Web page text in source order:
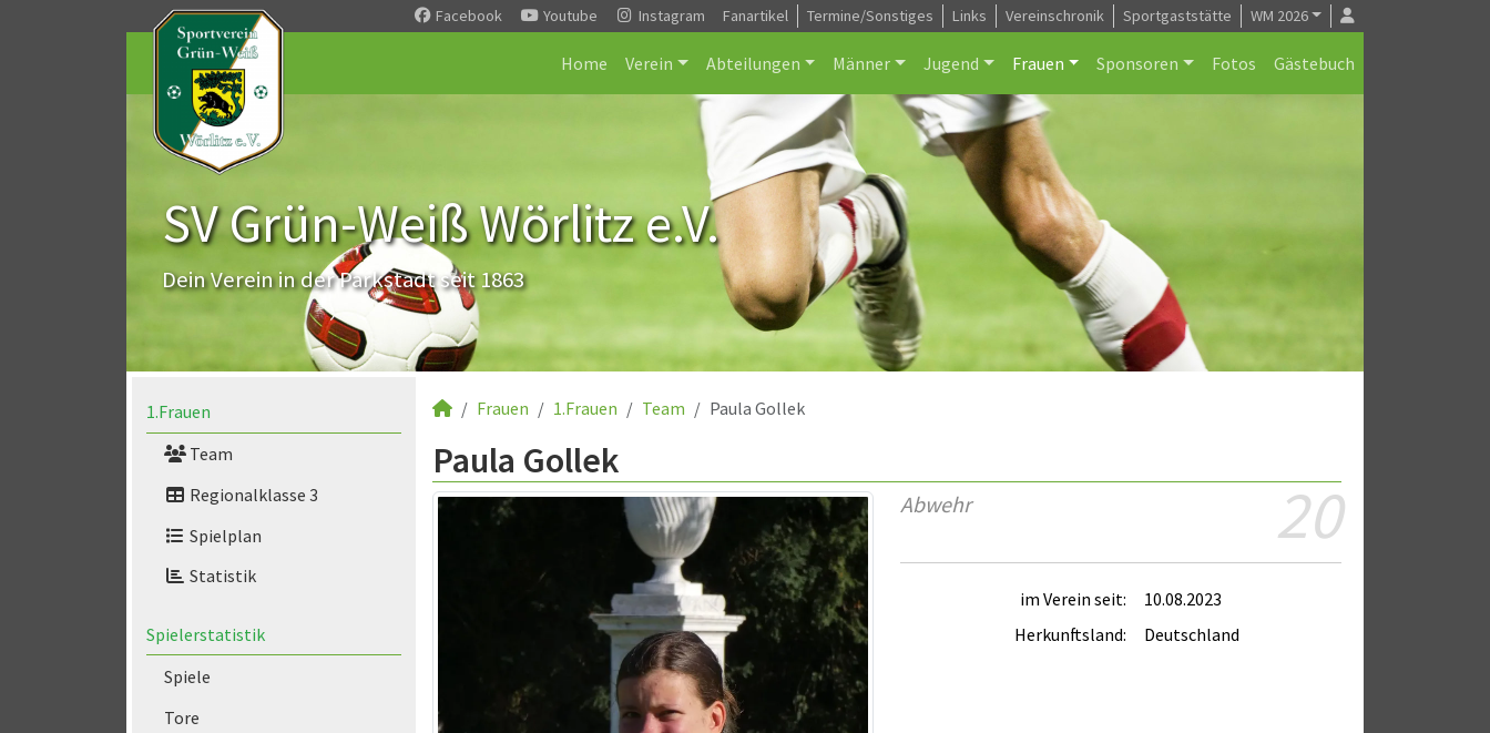
Facebook Youtube Instagram Fanartikel Termine/Sonstiges Links Vereinschronik Sportgaststätte WM 2026
Home Verein Abteilungen Männer Jugend Frauen Sponsoren Fotos Gästebuch
SV Grün-Weiß Wörlitz e.V.
Dein Verein in der Parkstadt seit 1863
1.Frauen
Team
Regionalklasse 3
Spielplan
Statistik
Spielerstatistik
Spiele
Tore
Frauen 1.Frauen Team Paula Gollek
Paula Gollek
20
Abwehr
im Verein seit:
10.08.2023
Herkunftsland:
Deutschland